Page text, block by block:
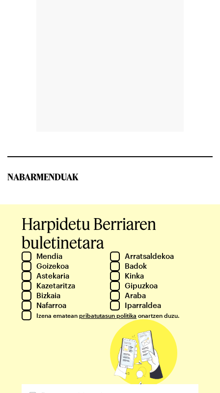
NABARMENDUAK
Harpidetu Berriaren
buletinetara
Mendia
Arratsaldekoa
Goizekoa
Badok
Astekaria
Kinka
Kazetaritza
Gipuzkoa
Bizkaia
Araba
Nafarroa
Iparraldea
Izena ematean pribatutasun politika onartzen duzu.